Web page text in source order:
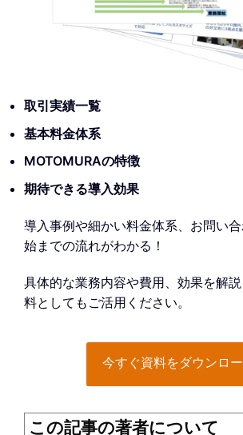
取引実績一覧
基本料金体系
MOTOMURAの特徴
期待できる導入効果
導入事例や細かい料金体系、お問い
始までの流れがわかる！
具体的な業務内容や費用、効果を解
料としてもご活用ください。
今すぐ資料をダウンロ
この記事の著者について